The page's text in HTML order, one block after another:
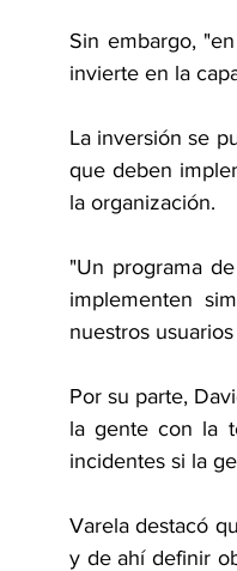
Sin embargo,
invierte en la
La inversión se
que deben
la organización.
"Un programa
implementen
nuestros
Por su parte,
la gente con la
incidentes si la
Varela destacó
y de ahí definir